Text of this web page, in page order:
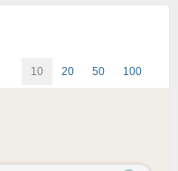
10 20 50 100